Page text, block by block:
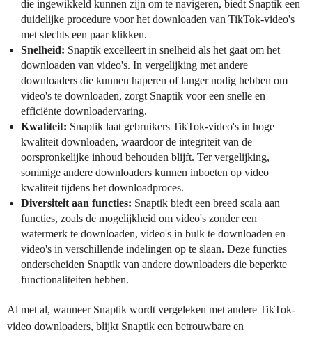
die ingewikkeld kunnen zijn om te navigeren, biedt Snaptik een
duidelijke procedure voor het downloaden van TikTok-video's
met slechts een paar klikken.
Snelheid: Snaptik excelleert in snelheid als het gaat om het
downloaden van video's. In vergelijking met andere
downloaders die kunnen haperen of langer nodig hebben om
video's te downloaden, zorgt Snaptik voor een snelle en
efficiënte downloadervaring.
Kwaliteit: Snaptik laat gebruikers TikTok-video's in hoge
kwaliteit downloaden, waardoor de integriteit van de
oorspronkelijke inhoud behouden blijft. Ter vergelijking,
sommige andere downloaders kunnen inboeten op video
kwaliteit tijdens het downloadproces.
Diversiteit aan functies: Snaptik biedt een breed scala aan
functies, zoals de mogelijkheid om video's zonder een
watermerk te downloaden, video's in bulk te downloaden en
video's in verschillende indelingen op te slaan. Deze functies
onderscheiden Snaptik van andere downloaders die beperkte
functionaliteiten hebben.
Al met al, wanneer Snaptik wordt vergeleken met andere TikTok-
video downloaders, blijkt Snaptik een betrouwbare en